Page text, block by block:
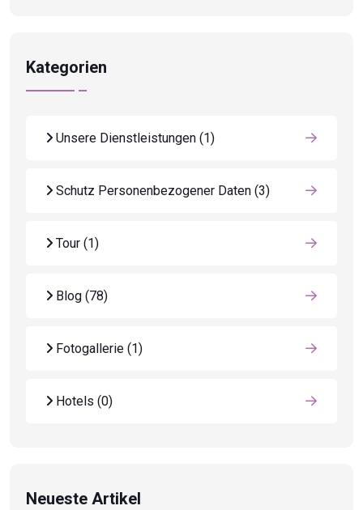
Kategorien
Unsere Dienstleistungen (1)
Schutz Personenbezogener Daten (3)
Tour (1)
Blog (78)
Fotogallerie (1)
Hotels (0)
Neueste Artikel